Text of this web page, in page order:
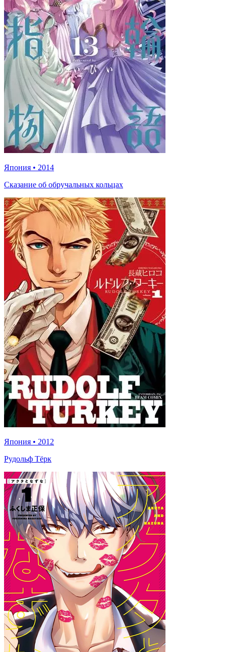
Япония • 2014
Сказание об обручальных кольцах
Япония • 2012
Рудольф Тёрк